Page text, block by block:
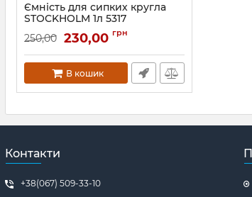
Ємність для сипких кругла
STOCKHOLM 1л 5317
Артикул: 5317
250,00 230,00 грн
В кошик
Контакти
+38(067) 509-33-10